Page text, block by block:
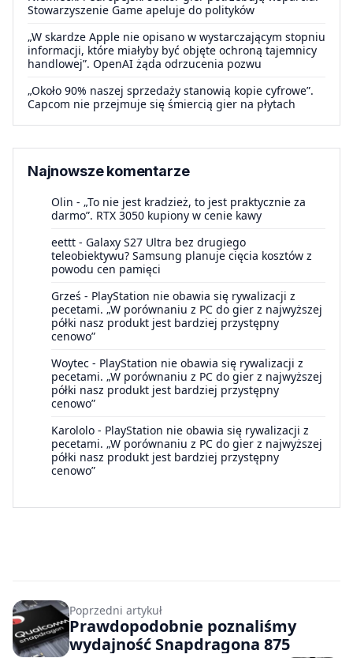
Stowarzyszenie Game apeluje do polityków
„W skardze Apple nie opisano w wystarczającym stopniu
informacji, które miałyby być objęte ochroną tajemnicy
handlowej”. OpenAI żąda odrzucenia pozwu
„Około 90% naszej sprzedaży stanowią kopie cyfrowe”.
Capcom nie przejmuje się śmiercią gier na płytach
Najnowsze komentarze
Olin - „To nie jest kradzież, to jest praktycznie za
darmo”. RTX 3050 kupiony w cenie kawy
eettt - Galaxy S27 Ultra bez drugiego
teleobiektywu? Samsung planuje cięcia kosztów z
powodu cen pamięci
Grześ - PlayStation nie obawia się rywalizacji z
pecetami. „W porównaniu z PC do gier z najwyższej
półki nasz produkt jest bardziej przystępny
cenowo”
Woytec - PlayStation nie obawia się rywalizacji z
pecetami. „W porównaniu z PC do gier z najwyższej
półki nasz produkt jest bardziej przystępny
cenowo”
Karololo - PlayStation nie obawia się rywalizacji z
pecetami. „W porównaniu z PC do gier z najwyższej
półki nasz produkt jest bardziej przystępny
cenowo”
Poprzedni artykuł
Prawdopodobnie poznaliśmy
wydajność Snapdragona 875